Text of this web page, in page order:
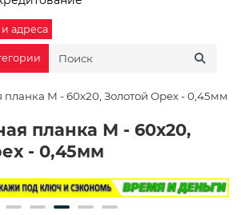
адреса
планка М - 60х20, Золотой Орех - 0,45мм
планка М - 60х20,
- 0,45мм